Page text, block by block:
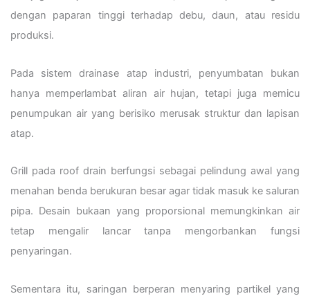
dengan paparan tinggi terhadap debu, daun, atau residu
produksi.
Pada sistem drainase atap industri, penyumbatan bukan
hanya memperlambat aliran air hujan, tetapi juga memicu
penumpukan air yang berisiko merusak struktur dan lapisan
atap.
Grill pada roof drain berfungsi sebagai pelindung awal yang
menahan benda berukuran besar agar tidak masuk ke saluran
pipa. Desain bukaan yang proporsional memungkinkan air
tetap mengalir lancar tanpa mengorbankan fungsi
penyaringan.
Sementara itu, saringan berperan menyaring partikel yang